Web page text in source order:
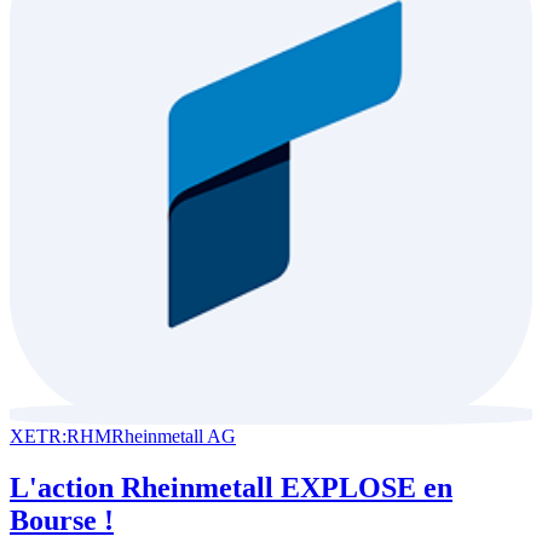
XETR:RHMRheinmetall AG
L'action Rheinmetall EXPLOSE en
Bourse !